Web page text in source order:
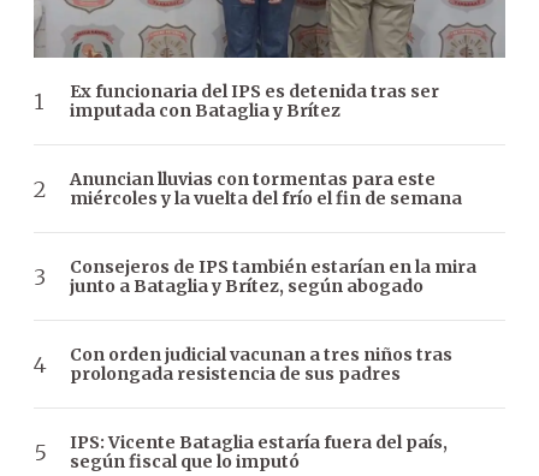
Ex funcionaria del IPS es detenida tras ser
imputada con Bataglia y Brítez
Anuncian lluvias con tormentas para este
miércoles y la vuelta del frío el fin de semana
Consejeros de IPS también estarían en la mira
junto a Bataglia y Brítez, según abogado
Con orden judicial vacunan a tres niños tras
prolongada resistencia de sus padres
IPS: Vicente Bataglia estaría fuera del país,
según fiscal que lo imputó